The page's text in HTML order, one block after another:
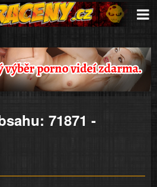
71871 -